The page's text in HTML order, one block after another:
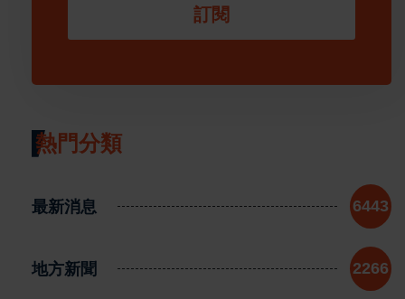
訂閱
熱門分類
最新消息 6443
地方新聞 2266